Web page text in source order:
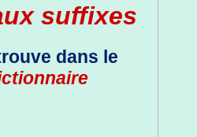
suffixes
dans le